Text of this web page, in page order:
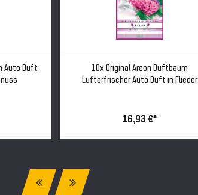
Auto Duft
10x Original Areon Duftbaum
Lufterfrischer Auto Duft in Flieder
16,93 €*